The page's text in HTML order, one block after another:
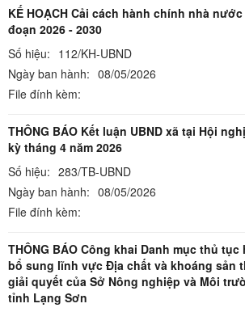
KẾ HOẠCH Cải cách hành chính nhà
đoạn 2026 - 2030
Số hiệu: 112/KH-UBND
Ngày ban hành: 08/05/2026
File đính kèm:
THÔNG BÁO Kết luận UBND xã tại Hội
kỳ tháng 4 năm 2026
Số hiệu: 283/TB-UBND
Ngày ban hành: 08/05/2026
File đính kèm:
THÔNG BÁO Công khai Danh mục thủ
bổ sung lĩnh vực Địa chất và khoáng sản
giải quyết của Sở Nông nghiệp và Môi
tỉnh Lạng Sơn